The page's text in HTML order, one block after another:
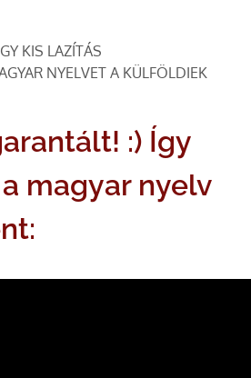
KIS LAZÍTÁS
NYELVET A KÜLFÖLDIEK
:) Így
magyar nyelv